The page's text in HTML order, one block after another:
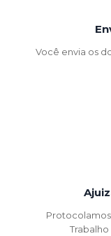
Você envia os